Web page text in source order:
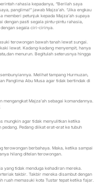
rahasia kepadanya, “Berilah saya
panglima!” jawab Majza’ah. “Jika engkau
memberi petunjuk kepada Majza’ah supaya
dengan pasti segala pintu-pintu rahasia,
dengan segala ciri-cirinya.
terowongan bawah tanah lewat sungai.
lewat. Kadang-kadang menyempit, hanya
menurun. Begitulah seterusnya hingga
Melihat tampang Hurmuzan,
Panglima Abu Musa agar tidak bertindak di
Majza’ah sebagai komandannya.
mungkin agar tidak menyulitkan ketika
Pedang diikat erat-erat ke tubuh
terowongan berbahaya. Maka, ketika sampai
hilang ditelan terowongan.
yang tidak menduga kehadiran mereka.
takbir. Takbir mereka disambut dengan
ruah memasuki kota Tustar tepat ketika fajar.